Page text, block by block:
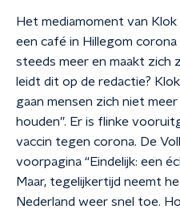
Het mediamoment van
een café in Hillegom
steeds meer en maakt zich
leidt dit op de redactie?
gaan mensen zich niet
houden”. Er is flinke
vaccin tegen corona. De
voorpagina “Eindelijk: een
Maar, tegelijkertijd neemt
Nederland weer snel toe.